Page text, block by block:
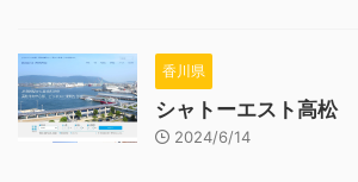
香川県
シャトーエスト高松
2024/6/14